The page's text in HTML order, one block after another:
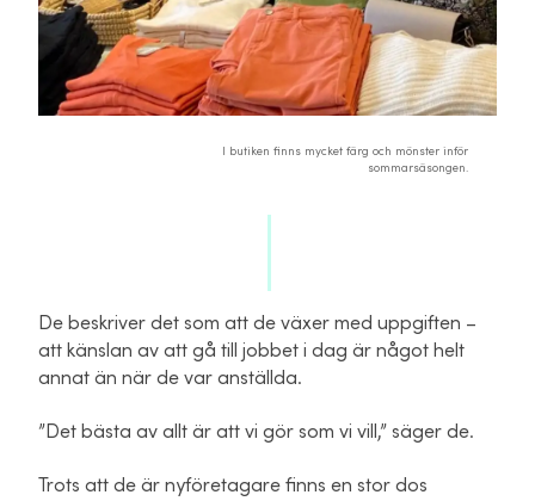
I butiken finns mycket färg och mönster inför
sommarsäsongen.
De beskriver det som att de växer med uppgiften –
att känslan av att gå till jobbet i dag är något helt
annat än när de var anställda.
”Det bästa av allt är att vi gör som vi vill,” säger de.
Trots att de är nyföretagare finns en stor dos